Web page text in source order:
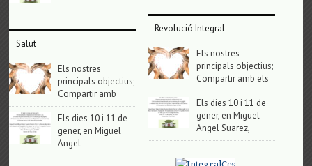
Salut
Els nostres
principals objectius;
Compartir amb
Els dies 10 i 11 de
gener, en Miguel
Angel
Revolució Integral
Els nostres
principals objectius;
Compartir amb els
Els dies 10 i 11 de
gener, en Miguel
Angel Suarez,